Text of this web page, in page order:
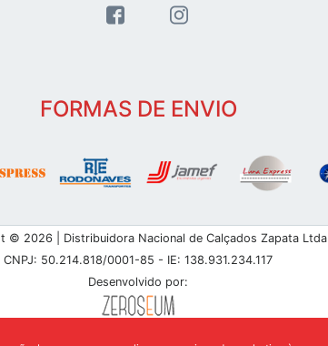
FORMAS DE ENVIO
© 2026 | Distribuidora Nacional de Calçados Zapata Ltda
CNPJ: 50.214.818/0001-85 - IE: 138.931.234.117
Desenvolvido por: